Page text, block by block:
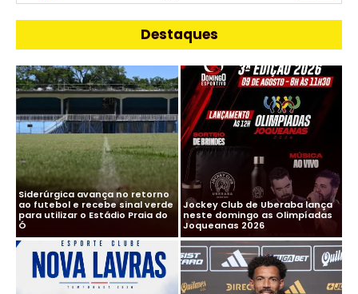
Destaques
Siderúrgica avança no retorno
ao futebol e recebe sinal verde
para utilizar o Estádio Praia do
Ó
Jockey Club de Uberaba lança
neste domingo as Olimpíadas
Joqueanas 2026